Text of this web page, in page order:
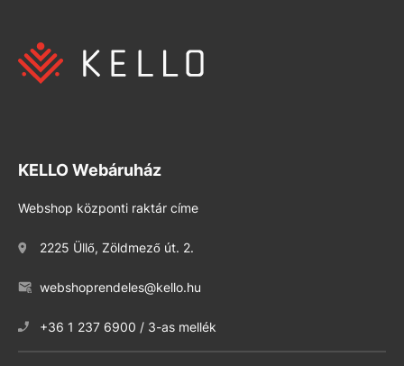
KELLO Webáruház
Webshop központi raktár címe
2225 Üllő, Zöldmező út. 2.
webshoprendeles@kello.hu
+36 1 237 6900 / 3-as mellék